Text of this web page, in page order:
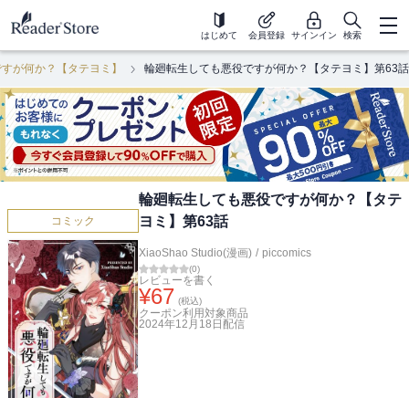
はじめて 会員登録 サインイン 検索
が何か？【タテヨミ】 輪廻転生しても悪役ですが何か？【タテヨミ】第63話
コミック
輪廻転生しても悪役ですが何か？【タテ
ヨミ】第63話
XiaoShao Studio(漫画) / piccomics
(0)
レビューを書く
¥67 (税込)
クーポン利用対象商品
2024年12月18日 配信